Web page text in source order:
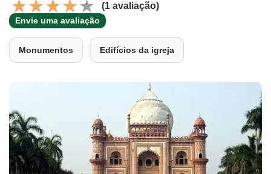
(1 avaliação)
Envie uma avaliação
Monumentos Edifícios da igreja